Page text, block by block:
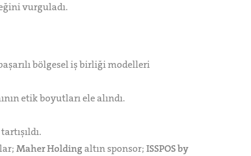
vurguladı.
bölgesel iş birliği modelleri
etik boyutları ele alındı.
Maher Holdingaltın sponsor;ISSPOS by